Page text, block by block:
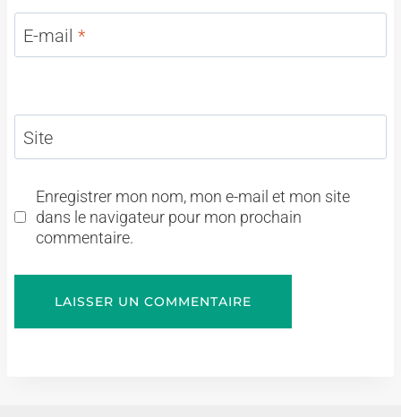
E-mail *
Site
Enregistrer mon nom, mon e-mail et mon site
dans le navigateur pour mon prochain
commentaire.